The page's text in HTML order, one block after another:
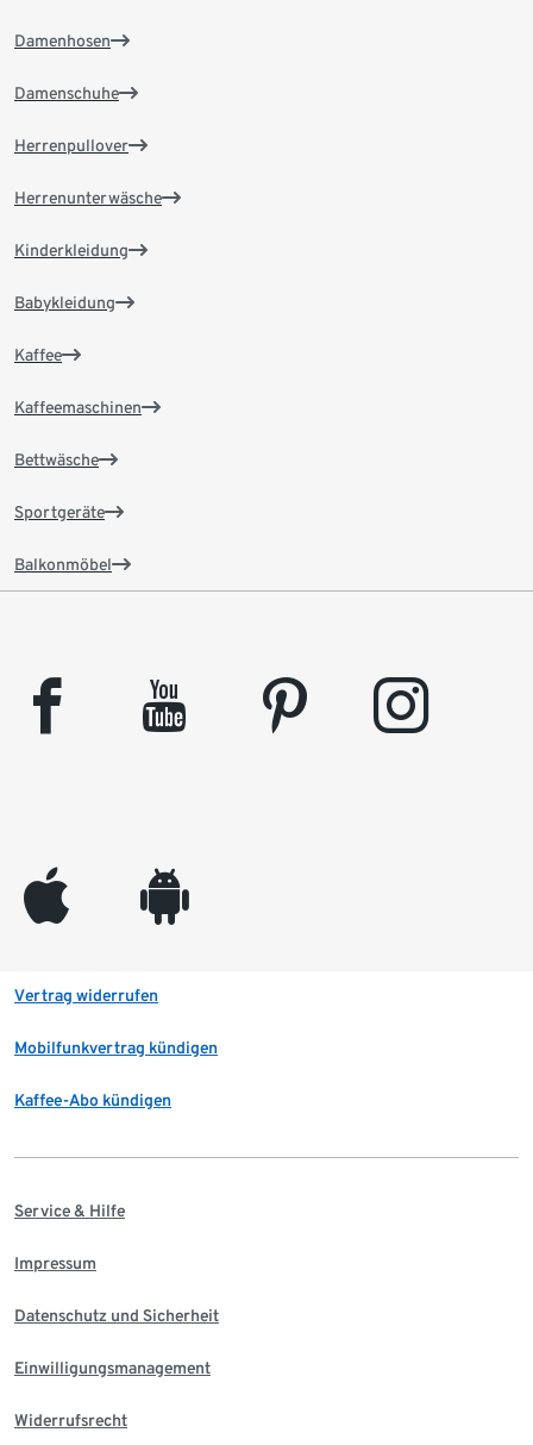
Damenhosen
Damenschuhe
Herrenpullover
Herrenunterwäsche
Kinderkleidung
Babykleidung
Kaffee
Kaffeemaschinen
Bettwäsche
Sportgeräte
Balkonmöbel
facebook youtube pinterest instagram
appleinc android
Vertrag widerrufen
Mobilfunkvertrag kündigen
Kaffee-Abo kündigen
Service & Hilfe
Impressum
Datenschutz und Sicherheit
Einwilligungsmanagement
Widerrufsrecht